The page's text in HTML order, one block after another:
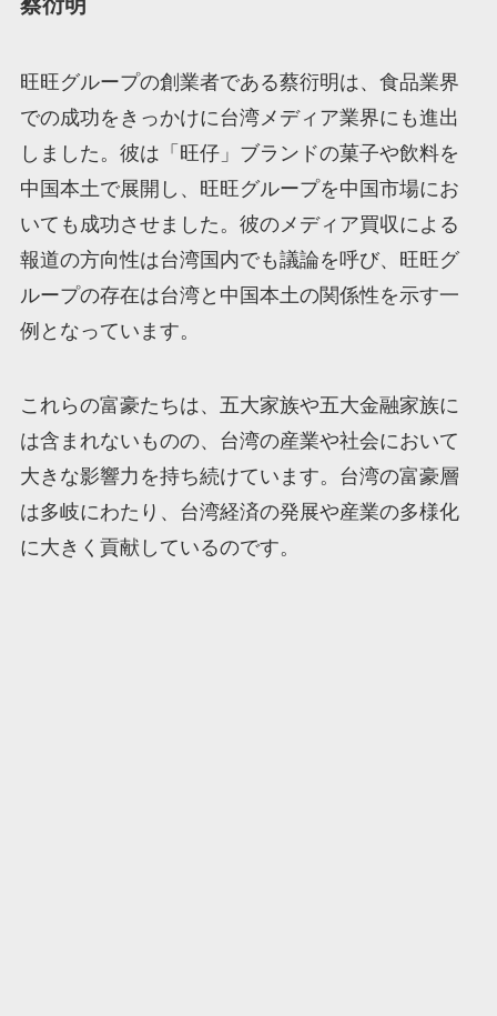
旺旺グループの創業者である蔡衍明は、食品業界
での成功をきっかけに台湾メディア業界にも進出
しました。彼は「旺仔」ブランドの菓子や飲料を
中国本土で展開し、旺旺グループを中国市場にお
いても成功させました。彼のメディア買収による
報道の方向性は台湾国内でも議論を呼び、旺旺グ
ループの存在は台湾と中国本土の関係性を示す一
例となっています。
これらの富豪たちは、五大家族や五大金融家族に
は含まれないものの、台湾の産業や社会において
大きな影響力を持ち続けています。台湾の富豪層
は多岐にわたり、台湾経済の発展や産業の多様化
に大きく貢献しているのです。